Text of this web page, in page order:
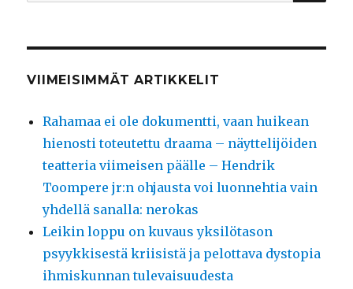
VIIMEISIMMÄT ARTIKKELIT
Rahamaa ei ole dokumentti, vaan huikean
hienosti toteutettu draama – näyttelijöiden
teatteria viimeisen päälle – Hendrik
Toompere jr:n ohjausta voi luonnehtia vain
yhdellä sanalla: nerokas
Leikin loppu on kuvaus yksilötason
psyykkisestä kriisistä ja pelottava dystopia
ihmiskunnan tulevaisuudesta